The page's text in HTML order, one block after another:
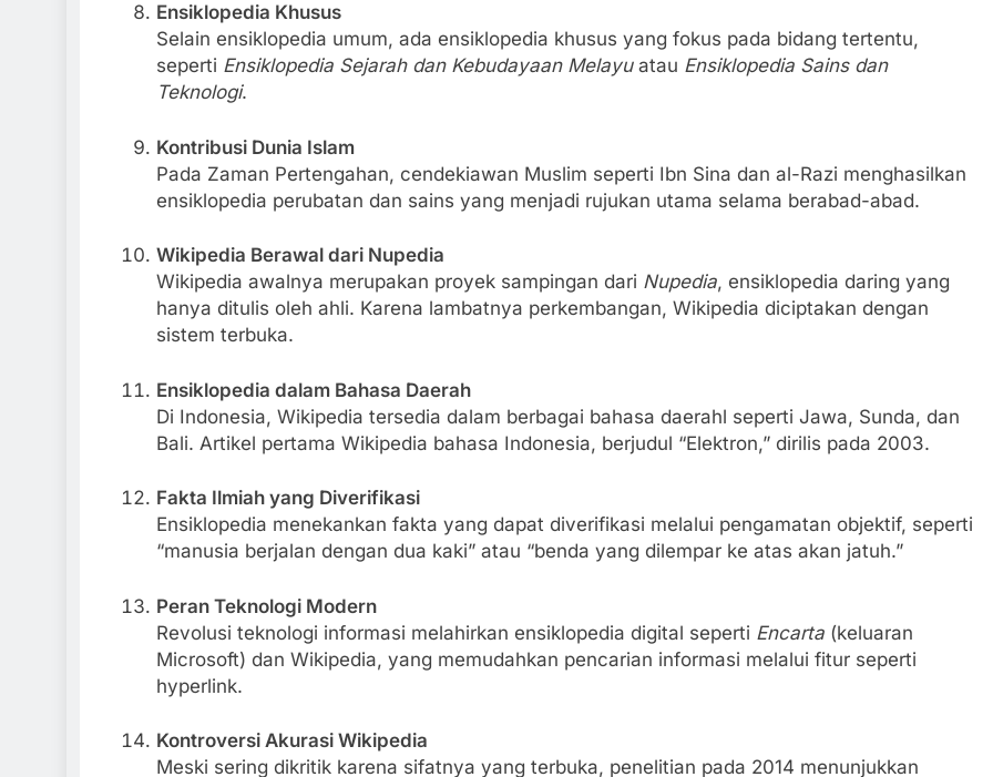
Ensiklopedia Khusus
Selain ensiklopedia umum, ada ensiklopedia khusus yang fokus pada bidang tertentu,
seperti Ensiklopedia Sejarah dan Kebudayaan Melayuatau Ensiklopedia Sains dan
Teknologi.
Kontribusi Dunia Islam
Pada Zaman Pertengahan, cendekiawan Muslim seperti Ibn Sina dan al-Razi menghasilkan
ensiklopedia perubatan dan sains yang menjadi rujukan utama selama berabad-abad.
Wikipedia Berawal dari Nupedia
Wikipedia awalnya merupakan proyek sampingan dari Nupedia, ensiklopedia daring yang
hanya ditulis oleh ahli. Karena lambatnya perkembangan, Wikipedia diciptakan dengan
sistem terbuka.
Ensiklopedia dalam Bahasa Daerah
Di Indonesia, Wikipedia tersedia dalam berbagai bahasa daerahl seperti Jawa, Sunda, dan
Bali. Artikel pertama Wikipedia bahasa Indonesia, berjudul “Elektron,” dirilis pada 2003.
Fakta Ilmiah yang Diverifikasi
Ensiklopedia menekankan fakta yang dapat diverifikasi melalui pengamatan objektif, seperti
“manusia berjalan dengan dua kaki” atau “benda yang dilempar ke atas akan jatuh.”
Peran Teknologi Modern
Revolusi teknologi informasi melahirkan ensiklopedia digital seperti Encarta(keluaran
Microsoft) dan Wikipedia, yang memudahkan pencarian informasi melalui fitur seperti
hyperlink.
Kontroversi Akurasi Wikipedia
Meski sering dikritik karena sifatnya yang terbuka, penelitian pada 2014 menunjukkan